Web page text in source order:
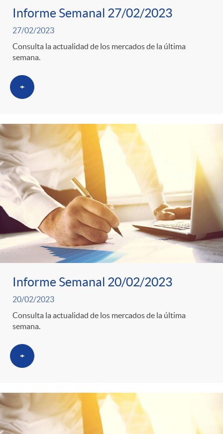
Informe Semanal 27/02/2023
27/02/2023
Consulta la actualidad de los mercados de la última
semana.
+
Informe Semanal 20/02/2023
20/02/2023
Consulta la actualidad de los mercados de la última
semana.
+